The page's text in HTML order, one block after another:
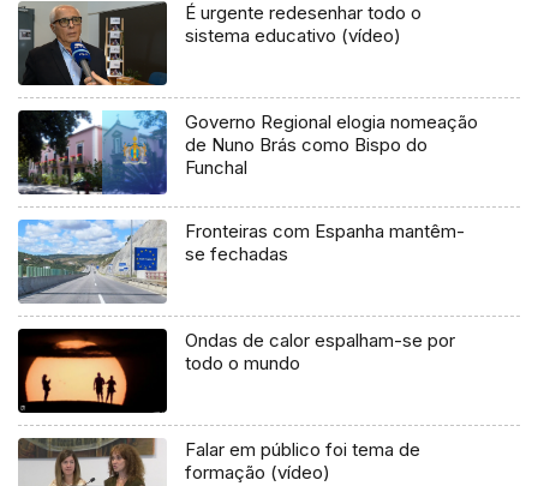
É urgente redesenhar todo o
sistema educativo (vídeo)
Governo Regional elogia nomeação
de Nuno Brás como Bispo do
Funchal
Fronteiras com Espanha mantêm-
se fechadas
Ondas de calor espalham-se por
todo o mundo
Falar em público foi tema de
formação (vídeo)